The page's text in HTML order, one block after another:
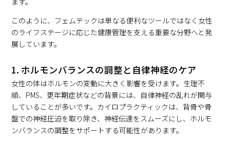
このように、フェムテックは単なる便利なツールではなく女性
のライフステージに応じた健康管理を支える重要な分野へと発
展しています。
1. ホルモンバランスの調整と自律神経のケア
女性の体はホルモンの変動に大きく影響を受けます。生理不
順、PMS、更年期症状などの背景には、自律神経の乱れが関与
していることが多いです。カイロプラクティックは、背骨や骨
盤での神経圧迫を取り除き、神経伝達をスムーズにし、ホルモ
ンバランスの調整をサポートする可能性があります。